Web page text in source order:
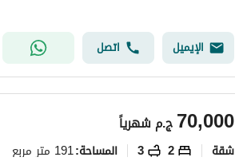
الإيميل اتصل
ج.م70,000 شهرياً
شقة 2
3 المساحة:191 متر مربع